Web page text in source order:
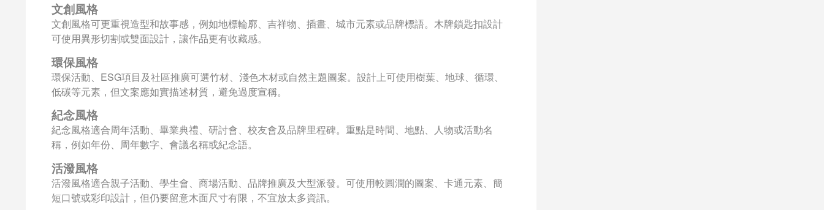
文創風格
文創風格可更重視造型和故事感，例如地標輪廓、吉祥物、插畫、城市元素或品牌標語。木牌鎖匙扣設計
可使用異形切割或雙面設計，讓作品更有收藏感。
環保風格
環保活動、ESG項目及社區推廣可選竹材、淺色木材或自然主題圖案。設計上可使用樹葉、地球、循環、
低碳等元素，但文案應如實描述材質，避免過度宣稱。
紀念風格
紀念風格適合周年活動、畢業典禮、研討會、校友會及品牌里程碑。重點是時間、地點、人物或活動名
稱，例如年份、周年數字、會議名稱或紀念語。
活潑風格
活潑風格適合親子活動、學生會、商場活動、品牌推廣及大型派發。可使用較圓潤的圖案、卡通元素、簡
短口號或彩印設計，但仍要留意木面尺寸有限，不宜放太多資訊。